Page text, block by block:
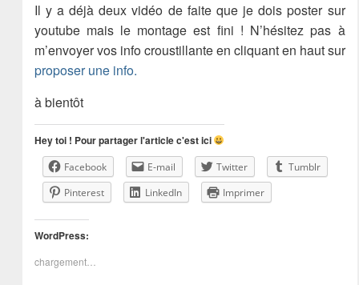
Il y a déjà deux vidéo de faite que je dois poster sur
youtube mais le montage est fini ! N’hésitez pas à
m’envoyer vos info croustillante en cliquant en haut sur
proposer une info.
à bientôt
Hey toi ! Pour partager l'article c'est ici
Facebook E-mail Twitter
Tumblr
Pinterest
LinkedIn Imprimer
WordPress:
chargement…